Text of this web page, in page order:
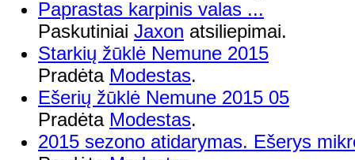
Paprastas karpinis valas ...
Paskutiniai Jaxon atsiliepimai.
Starkių žūklė Nemune 2015
Pradėta Modestas.
Ešerių žūklė Nemune 2015 05
Pradėta Modestas.
2015 sezono atidarymas. Ešerys